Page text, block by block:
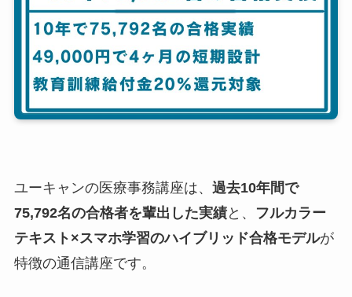
ユーキャンの医療事務講座は、 過去10年間で
75,792名の合格者を輩出した実績と、
フルカラー
テキスト×スマホ学習のハイブリッド合格モデルが
特徴の通信講座です。